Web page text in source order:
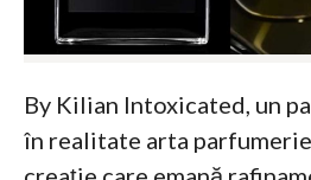
By Kilian Intoxicated, un
în realitate arta